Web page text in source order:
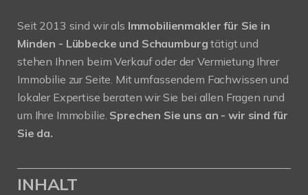
Seit 2013 sind wir als Immobilienmakler für Sie in
Minden - Lübbecke und Schaumburgtätigt und
stehen Ihnen beim Verkauf oder der Vermietung Ihrer
Immobilie zur Seite. Mit umfassendem Fachwissen und
lokaler Expertise beraten wir Sie bei allen Fragen rund
um Ihre Immobilie. Sprechen Sie uns an - wir sind für
Sie da.
INHALT